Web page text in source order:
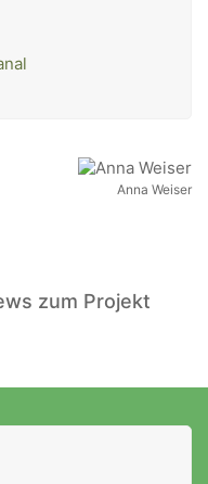
Anna Weiser
zum Projekt